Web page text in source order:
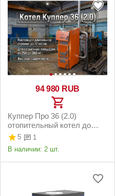
94 980 RUB
Куппер Про 36 (2.0)
отопительный котел до
360м2 36кВт
5
1
В наличии: 2 шт.